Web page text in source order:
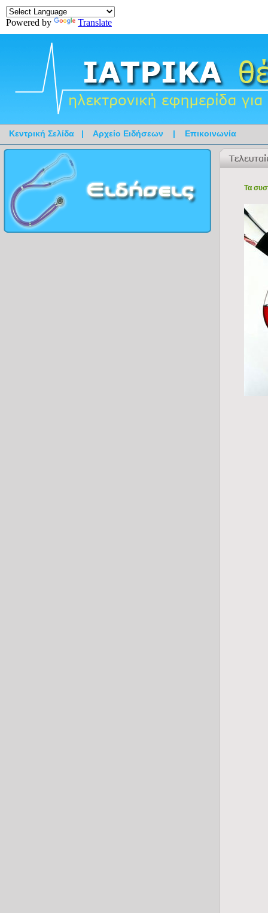
Powered by Translate
Κεντρική Σελίδα | Αρχείο Ειδήσεων | Επικοινωνία
Τα